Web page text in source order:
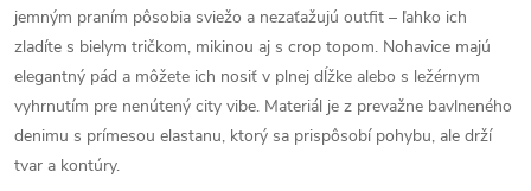
jemným praním pôsobia sviežo a nezaťažujú outfit – ľahko ich
zladíte s bielym tričkom, mikinou aj s crop topom. Nohavice majú
elegantný pád a môžete ich nosiť v plnej dĺžke alebo s ležérnym
vyhrnutím pre nenútený city vibe. Materiál je z prevažne bavlneného
denimu s prímesou elastanu, ktorý sa prispôsobí pohybu, ale drží
tvar a kontúry.